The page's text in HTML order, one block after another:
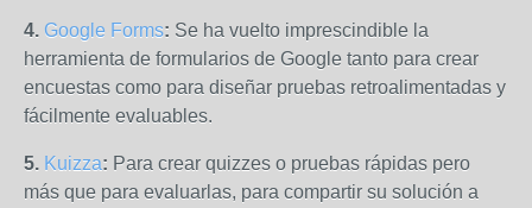
4. Google Forms: Se ha vuelto imprescindible la
herramienta de formularios de Google tanto para crear
encuestas como para diseñar pruebas retroalimentadas y
fácilmente evaluables.
5. Kuizza: Para crear quizzes o pruebas rápidas pero
más que para evaluarlas, para compartir su solución a